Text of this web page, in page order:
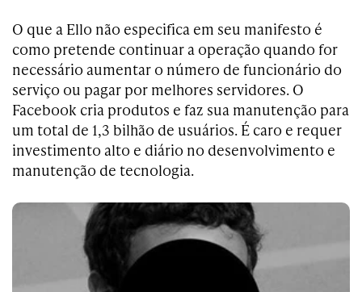
O que a Ello não especifica em seu manifesto é
como pretende continuar a operação quando for
necessário aumentar o número de funcionário do
serviço ou pagar por melhores servidores. O
Facebook cria produtos e faz sua manutenção para
um total de 1,3 bilhão de usuários. É caro e requer
investimento alto e diário no desenvolvimento e
manutenção de tecnologia.